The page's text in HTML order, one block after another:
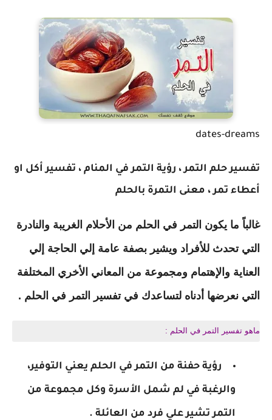
dates-dreams
تفسير حلم التمر ، رؤية التمر في المنام ، تفسير أكل او
أعطاء تمر ، معنى التمرة بالحلم
غالباً ما يكون التمر في الحلم من الأحلام الغريبة والنادرة
التي تحدث للأفراد ويشير بصفة عامة إلي الحاجة إلي
العناية والإهتمام ومجموعة من المعاني الأخري المختلفة
التي نعرضها أدناه لتساعدك في تفسير التمر في الحلم .
ماهو تفسير التمر في الحلم :
رؤية حفنة من التمر في الحلم يعني التوفير،
والرغبة في لم شمل الأسرة وكل مجموعة من
التمر تشير علي فرد من العائلة .